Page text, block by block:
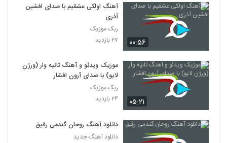
۰۰:۵۶
آهنگ اولکی عشقیم با صدای افشین
آذری
ربک موزیک
۲۷ بازدید
۰۵:۲۱
موزیک ویدئو و آهنگ ثانیه وار (ورژن
لایو) با صدای آرون افشار
ربک موزیک
۲۴ بازدید
دانلود آهنگ روحان گندمی رفیق
دانلود آهنگ جدید